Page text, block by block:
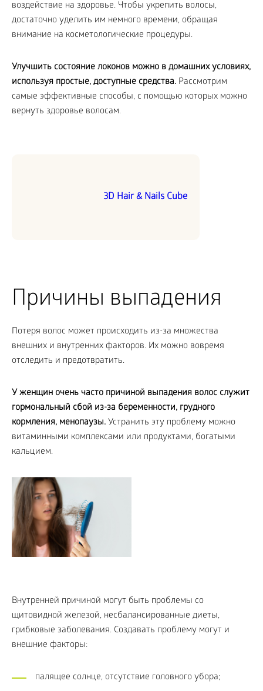
воздействие на здоровье. Чтобы укрепить волосы,
достаточно уделить им немного времени, обращая
внимание на косметологические процедуры.
Улучшить состояние локонов можно в домашних условиях,
используя простые, доступные средства. Рассмотрим
самые эффективные способы, с помощью которых можно
вернуть здоровье волосам.
3D Hair & Nails Cube
Причины выпадения
Потеря волос может происходить из-за множества
внешних и внутренних факторов. Их можно вовремя
отследить и предотвратить.
У женщин очень часто причиной выпадения волос служит
гормональный сбой из-за беременности, грудного
кормления, менопаузы. Устранить эту проблему можно
витаминными комплексами или продуктами, богатыми
кальцием.
Внутренней причиной могут быть проблемы со
щитовидной железой, несбалансированные диеты,
грибковые заболевания. Создавать проблему могут и
внешние факторы:
палящее солнце, отсутствие головного убора;